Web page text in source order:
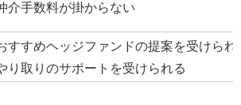
介手数料が掛からない
すすめヘッジファンドの提案を受けられ
り取りのサポートを受けられる